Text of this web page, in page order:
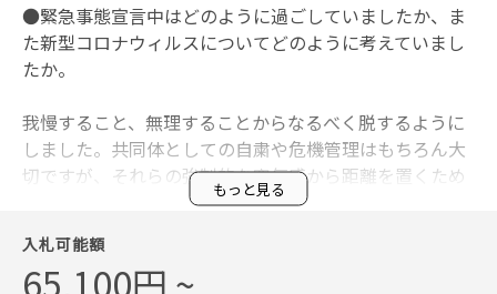
●緊急事態宣言中はどのように過ごしていましたか、ま
た新型コロナウィルスについてどのように考えていまし
たか。
我慢すること、無理することからなるべく脱するように
しました。共同体としての自粛や危機管理はもちろん大
切ですが、それらの強制的な空気感から距離を置くため
に東京を離れ、京都に住み始めました。コロナウィルス
クな状態から逃げ出しました。3.11震災のときにも考え
たことですが、災害、厄災そのものの後に恐怖心からく
もっと見る
入札可能額
65,100円 ~